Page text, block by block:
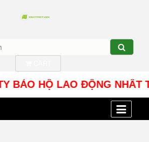
BẢO HỘ LAO ĐỘNG NHÂT